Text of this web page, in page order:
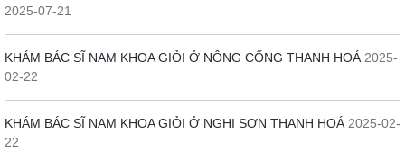
2025-07-21
KHÁM BÁC SĨ NAM KHOA GIỎI Ở NÔNG CỐNG THANH HOÁ 2025-
02-22
KHÁM BÁC SĨ NAM KHOA GIỎI Ở NGHI SƠN THANH HOÁ 2025-02-
22